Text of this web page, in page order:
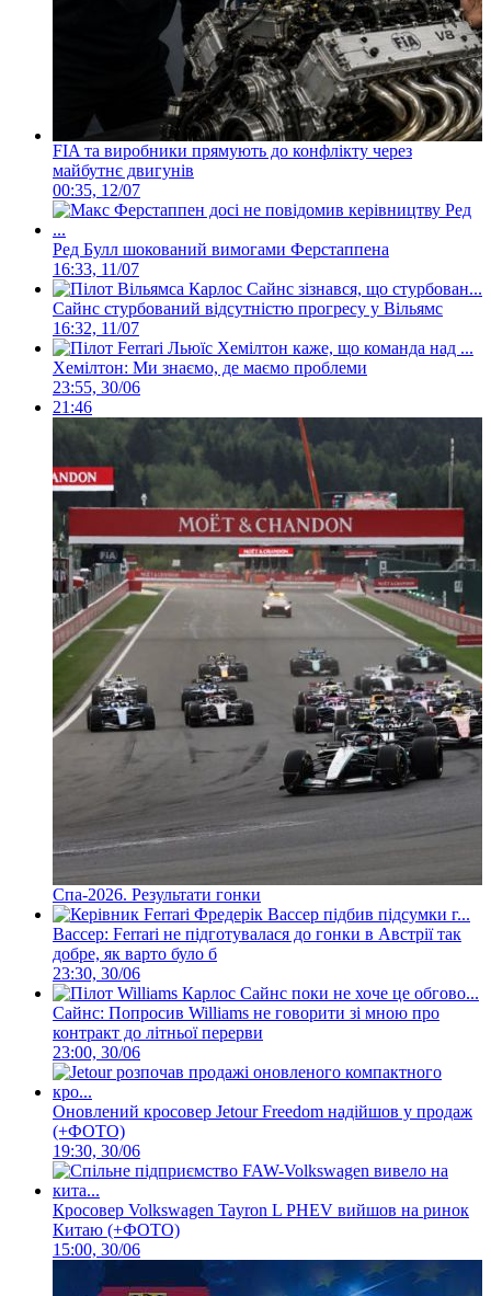
FIA та виробники прямують до конфлікту через
майбутнє двигунів
00:35, 12/07
Ред Булл шокований вимогами Ферстаппена
16:33, 11/07
Сайнс стурбований відсутністю прогресу у Вільямс
16:32, 11/07
Хемілтон: Ми знаємо, де маємо проблеми
23:55, 30/06
21:46
Спа-2026. Результати гонки
Вассер: Ferrari не підготувалася до гонки в Австрії так
добре, як варто було б
23:30, 30/06
Сайнс: Попросив Williams не говорити зі мною про
контракт до літньої перерви
23:00, 30/06
Оновлений кросовер Jetour Freedom надійшов у продаж
(+ФОТО)
19:30, 30/06
Кросовер Volkswagen Tayron L PHEV вийшов на ринок
Китаю (+ФОТО)
15:00, 30/06